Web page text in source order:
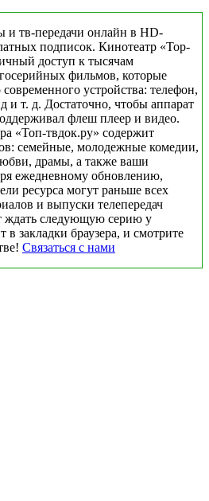
тв-передачи онлайн в HD-
подписок. Кинотеатр «Top-
доступ к тысячам
фильмов, которые
устройства: телефон,
и т. д. Достаточно, чтобы аппарат
флеш плеер и видео.
«Топ-твдок.ру» содержит
семейные, молодежные комедии,
драмы, а также ваши
ежедневному обновлению,
ресурса могут раньше всех
и выпуски телепередач
ждать следующую серию у
в закладки браузера, и смотрите
Связаться с нами